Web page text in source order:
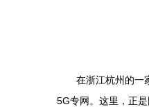
在浙江杭州的一
5G专网。这里，正